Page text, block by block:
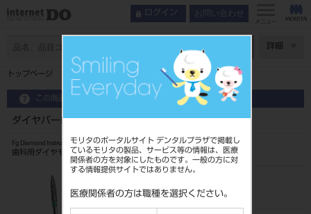
モリタのポータルサイト デンタルプラザで掲載し
ているモリタの製品、サービス等の情報は、医療
関係者の方を対象にしたものです。一般の方に対
する情報提供サイトではありません。
医療関係者の方は職種を選択ください。
ログイン お問い合わせ
メニュー
詳細
トップページ ダイヤバーFG ブリスター5入小児用 CD53F
この商品に関するお問い合わせ
ダイヤバーFG ブリスター5入小児用 CD53F
Fg Diamond Instrument
歯科用ダイヤモンドバー
202490658CD53F